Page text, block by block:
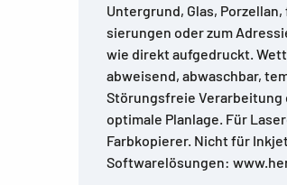
Untergrund, Glas,
sierungen oder zum
wie direkt aufgedruckt.
abweisend, abwaschbar,
Störungsfreie Verarbeitung
optimale Planlage. Für
Farbkopierer. Nicht für
Softwarelösungen: